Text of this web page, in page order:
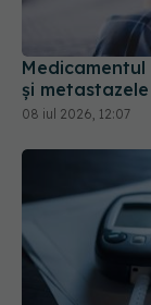
și
08 iul 2026, 12:07